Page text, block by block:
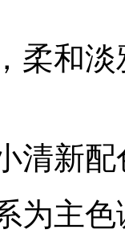
柔和
清新配
为主